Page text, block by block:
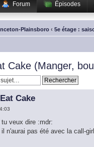
Forum Épisodes
Plainsboro ‹ 5e étage :
Cake (Manger,
Cake
veux dire :mdr:
il n'aurai pas été avec la call-